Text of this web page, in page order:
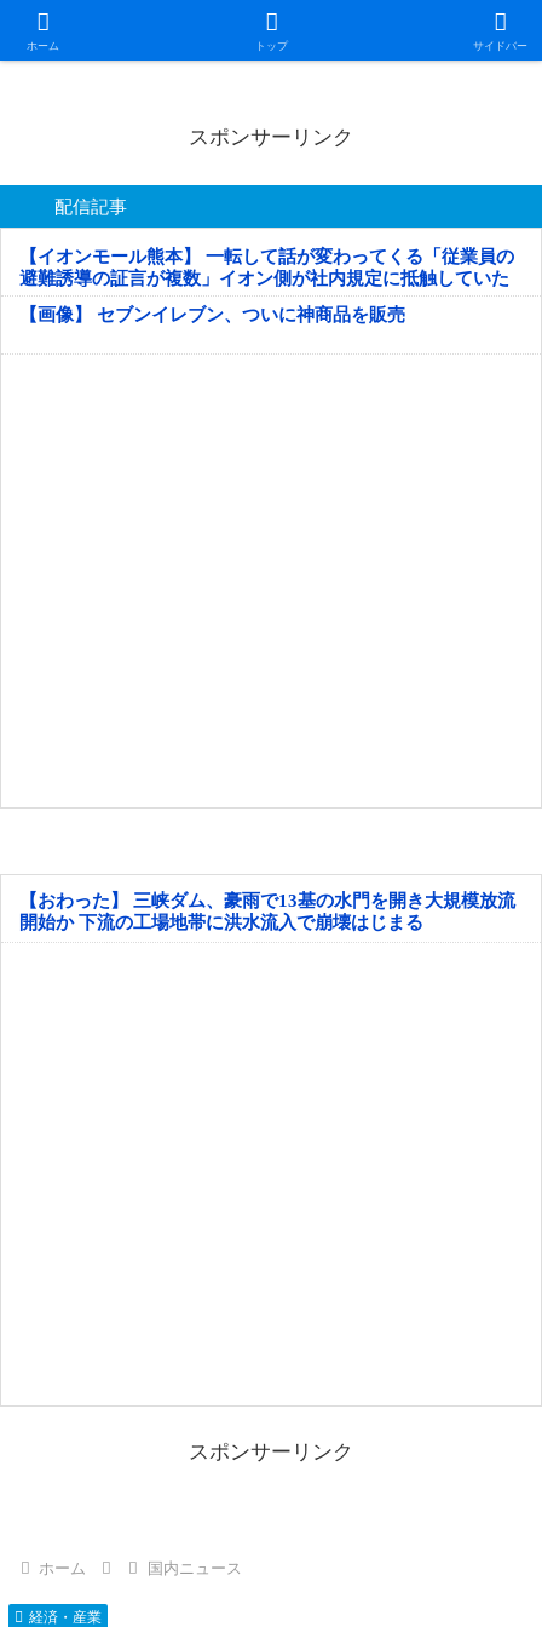
ホーム トップ サイドバー
日本第一！ニュース録
スポンサーリンク
配信記事
【イオンモール熊本】 一転して話が変わってくる「従業員の
避難誘導の証言が複数」イオン側が社内規定に抵触していた
疑い
【画像】 セブンイレブン、ついに神商品を販売
【おわった】 三峡ダム、豪雨で13基の水門を開き大規模放流
開始か 下流の工場地帯に洪水流入で崩壊はじまる
スポンサーリンク
ホーム 国内ニュース
経済・産業